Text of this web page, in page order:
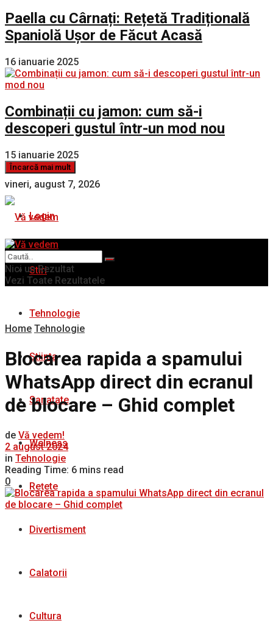
Paella cu Cârnați: Rețetă Tradițională
Spaniolă Ușor de Făcut Acasă
16 ianuarie 2025
Combinații cu jamon: cum să-i
descoperi gustul într-un mod nou
15 ianuarie 2025
Încarcă mai mult
vineri, august 7, 2026
Login
Stiri
Tehnologie
Stiinta
Sanatate
Welness
Rețete
Divertisment
Calatorii
Cultura
Nici un Rezultat
Vezi Toate Rezultatele
Home Tehnologie
Blocarea rapida a spamului
WhatsApp direct din ecranul
de blocare – Ghid complet
de Vă vedem!
2 august 2024
in Tehnologie
Reading Time: 6 mins read
0